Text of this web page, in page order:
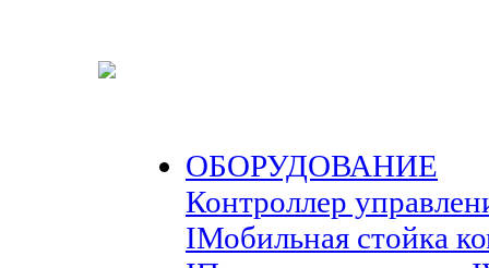
ОБОРУДОВАНИЕ
Контроллер
IМобильная стойка